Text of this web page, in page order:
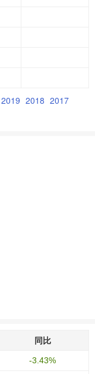
2019 2018 2017
同比
-3.43%